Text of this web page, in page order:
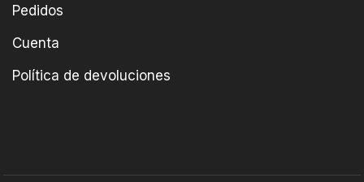
Pedidos
Cuenta
Política de devoluciones